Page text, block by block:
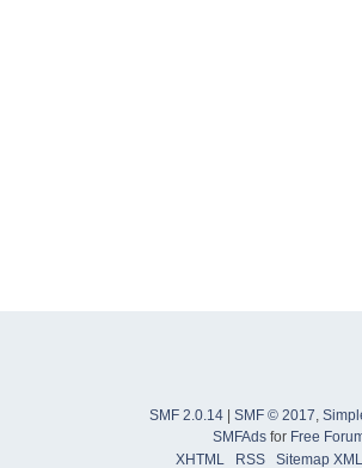
SMF 2.0.14 SMF © 2017
SMFAdsfor Free
XHTML
RSS Sitemap XML